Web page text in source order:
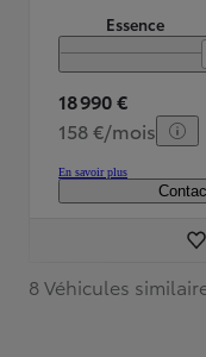
Essence
18 990 €
158 €/mois
En savoir plus
8 Véhicules